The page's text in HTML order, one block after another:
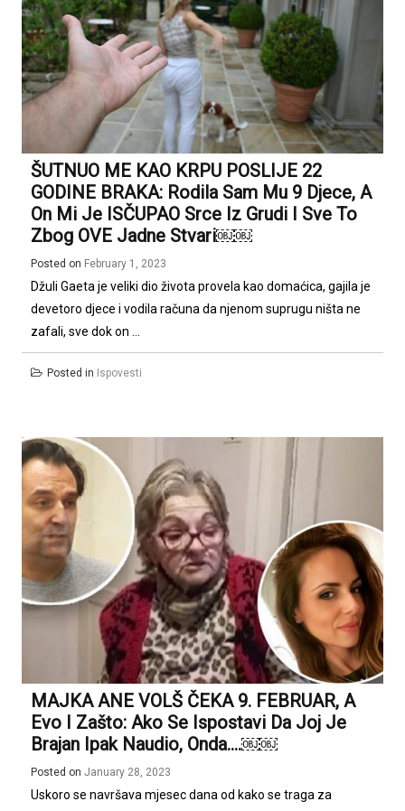
ŠUTNUO ME KAO KRPU POSLIJE 22
GODINE BRAKA: Rodila Sam Mu 9 Djece, A
On Mi Je ISČUPAO Srce Iz Grudi I Sve To
Zbog OVE Jadne Stvari￼￼
Posted on February 1, 2023
Džuli Gaeta je veliki dio života provela kao domaćica, gajila je
devetoro djece i vodila računa da njenom suprugu ništa ne
zafali, sve dok on ...
Posted in Ispovesti
MAJKA ANE VOLŠ ČEKA 9. FEBRUAR, A
Evo I Zašto: Ako Se Ispostavi Da Joj Je
Brajan Ipak Naudio, Onda….￼￼
Posted on January 28, 2023
Uskoro se navršava mjesec dana od kako se traga za